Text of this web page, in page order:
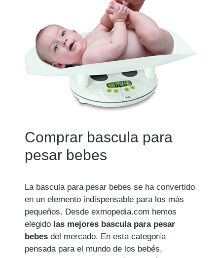
Comprar bascula para
pesar bebes
La bascula para pesar bebes se ha convertido
en un elemento indispensable para los más
pequeños. Desde exmopedia.com hemos
elegido las mejores bascula para pesar
bebes del mercado. En esta categoría
pensada para el mundo de los bebés,